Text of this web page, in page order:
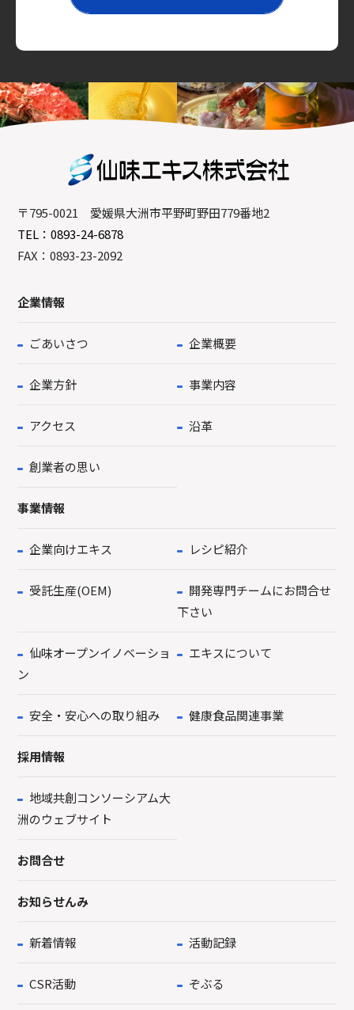
〒795-0021 愛媛県大洲市平野町野田779番地2
TEL：0893-24-6878
FAX：0893-23-2092
企業情報
ごあいさつ 企業概要
企業方針 事業内容
アクセス 沿革
創業者の思い
事業情報
企業向けエキス レシピ紹介
受託生産(OEM)
開発専門チームにお問合せ
下さい
仙味オープンイノベーショ
ン
エキスについて
安全・安心への取り組み 健康食品関連事業
採用情報
地域共創コンソーシアム大
洲のウェブサイト
お問合せ
お知らせんみ
新着情報 活動記録
CSR活動 ぞぶる